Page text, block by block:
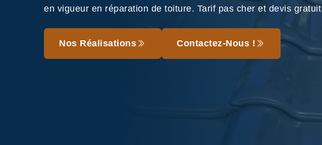
en vigueur en réparation de toiture. Tarif pas cher et devis gratuit
Nos Réalisations Contactez-Nous !